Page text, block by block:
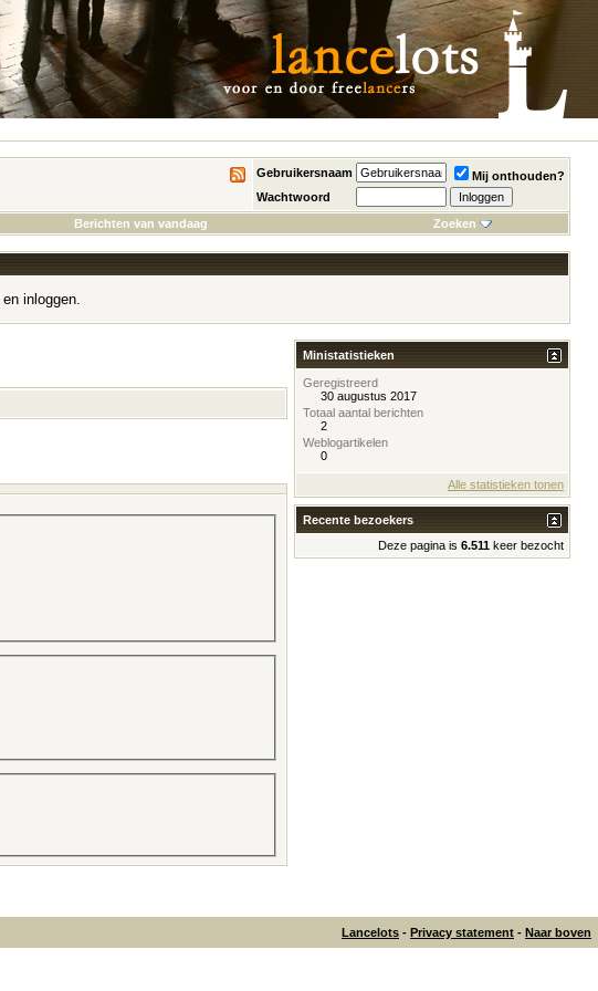
Gebruikersnaam
Mij onthouden?
Wachtwoord
Berichten van vandaag Zoeken
en inloggen.
Ministatistieken
Geregistreerd
30 augustus 2017
Totaal aantal berichten
2
Weblogartikelen
0
Alle statistieken tonen
Recente bezoekers
Deze pagina is 6.511 keer bezocht
Lancelots - Privacy statement - Naar boven